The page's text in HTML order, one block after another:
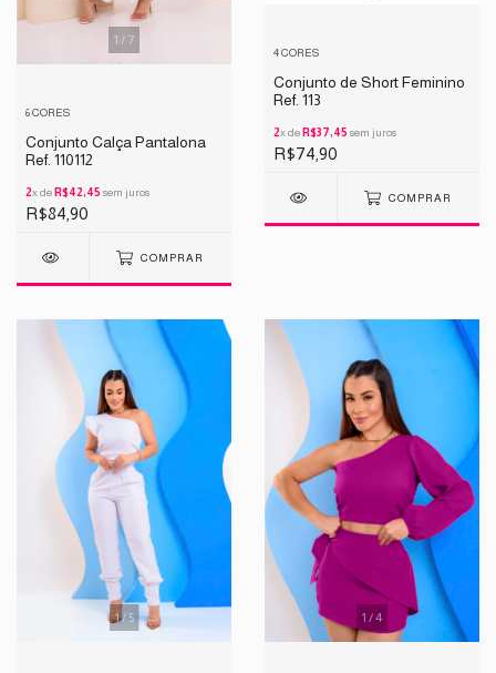
1 / 7
6 CORES
Conjunto Calça Pantalona
Ref. 110112
2x de R$42,45 sem juros
R$84,90
COMPRAR
4 CORES
Conjunto de Short Feminino
Ref. 113
2x de R$37,45 sem juros
R$74,90
COMPRAR
1/ 5 1 /4